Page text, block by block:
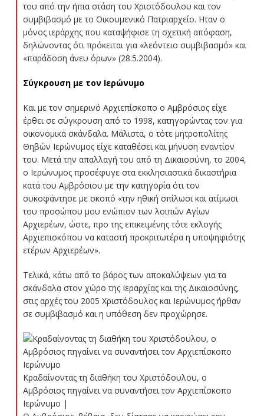
του από την ήπια στάση του Χριστόδουλου και τον
συμβιβασμό με το Οικουμενικό Πατριαρχείο. Ηταν ο
μόνος ιεράρχης που καταψήφισε τη σχετική απόφαση,
δηλώνοντας ότι πρόκειται για «λεόντειο συμβιβασμό» και
«παράδοση άνευ όρων» (28.5.2004).
Σύγκρουση με τον Ιερώνυμο
Και με τον σημερινό Αρχιεπίσκοπο ο Αμβρόσιος είχε
έρθει σε σύγκρουση από το 1998, κατηγορώντας τον για
οικονομικά σκάνδαλα. Μάλιστα, ο τότε μητροπολίτης
Θηβών Ιερώνυμος είχε καταθέσει και μήνυση εναντίον
του. Μετά την απαλλαγή του από τη Δικαιοσύνη, το 2004,
ο Ιερώνυμος προσέφυγε στα εκκλησιαστικά δικαστήρια
κατά του Αμβρόσιου με την κατηγορία ότι τον
συκοφάντησε με σκοπό «την ηθική σπίλωσι και ατίμωσι
του προσώπου μου ενώπιον των λοιπών Αγίων
Αρχιερέων, ώστε, προ της επικειμένης τότε εκλογής
Αρχιεπισκόπου να καταστή προκριτωτέρα η υποψηφιότης
ετέρων Αρχιερέων».
Τελικά, κάτω από το βάρος των αποκαλύψεων για τα
σκάνδαλα στον χώρο της Ιεραρχίας και της Δικαιοσύνης,
στις αρχές του 2005 Χριστόδουλος και Ιερώνυμος ήρθαν
σε συμβιβασμό και η υπόθεση δεν προχώρησε.
Κραδαίνοντας τη διαθήκη του Χριστόδουλου, ο
Αμβρόσιος πηγαίνει να συναντήσει τον Αρχιεπίσκοπο
Ιερώνυμο |